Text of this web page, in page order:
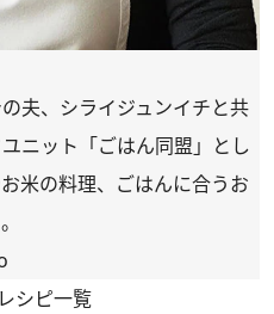
夫、シライジュンイチと共
ニット「ごはん同盟」とし
米の料理、ごはんに合うお
シピ一覧